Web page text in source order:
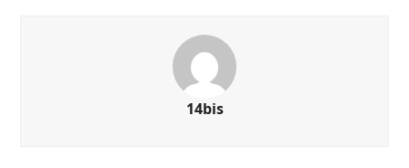
14bis